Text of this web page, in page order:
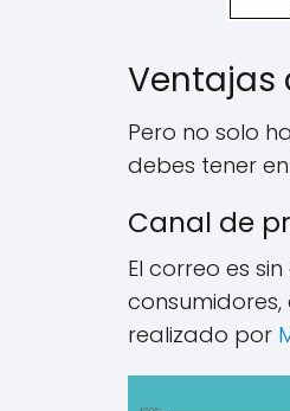
Ventajas
Pero no solo
debes tener
Canal de
El correo es
realizado por